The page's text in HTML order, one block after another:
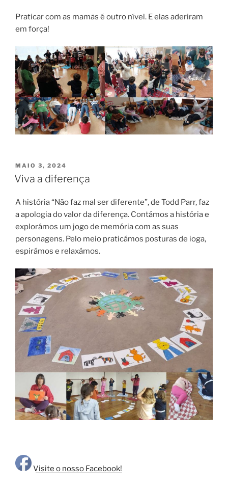
Praticar com as mamãs é outro nível. E elas aderiram
em força!
PUBLICADO
EM
MAIO 3, 2024
Viva a diferença
A história “Não faz mal ser diferente”, de Todd Parr, faz
a apologia do valor da diferença. Contámos a história e
explorámos um jogo de memória com as suas
personagens. Pelo meio praticámos posturas de ioga,
espirámos e relaxámos.
Visite o nosso Facebook!